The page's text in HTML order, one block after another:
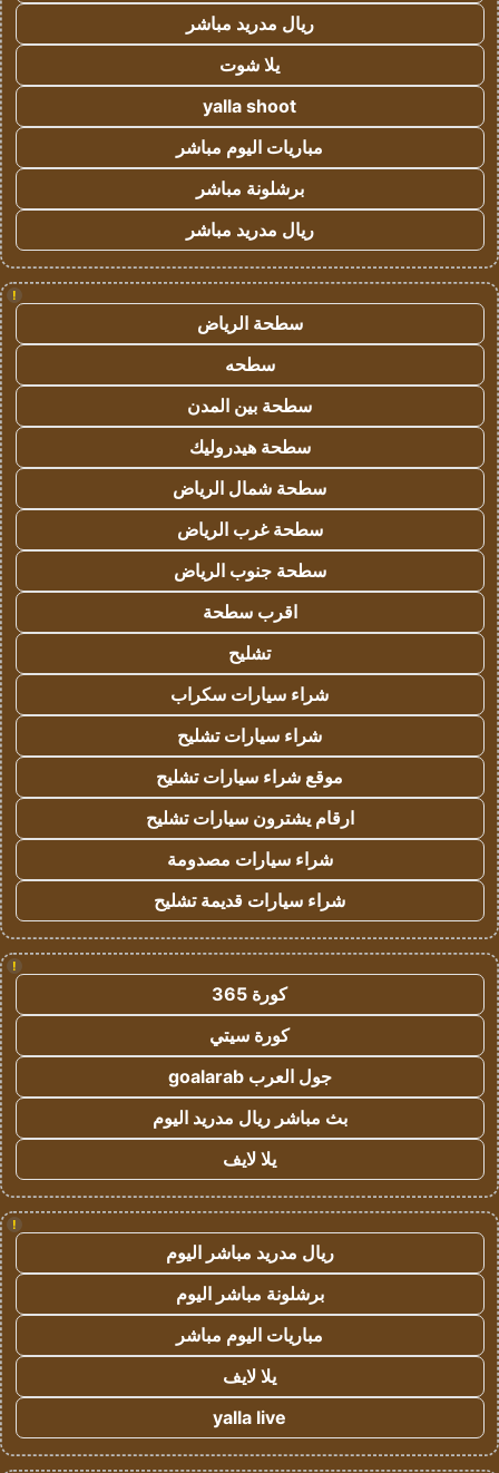
ريال مدريد مباشر
يلا شوت
yalla shoot
مباريات اليوم مباشر
برشلونة مباشر
ريال مدريد مباشر
!
سطحة الرياض
سطحه
سطحة بين المدن
سطحة هيدروليك
سطحة شمال الرياض
سطحة غرب الرياض
سطحة جنوب الرياض
اقرب سطحة
تشليح
شراء سيارات سكراب
شراء سيارات تشليح
موقع شراء سيارات تشليح
ارقام يشترون سيارات تشليح
شراء سيارات مصدومة
شراء سيارات قديمة تشليح
!
كورة 365
كورة سيتي
جول العرب goalarab
بث مباشر ريال مدريد اليوم
يلا لايف
!
ريال مدريد مباشر اليوم
برشلونة مباشر اليوم
مباريات اليوم مباشر
يلا لايف
yalla live